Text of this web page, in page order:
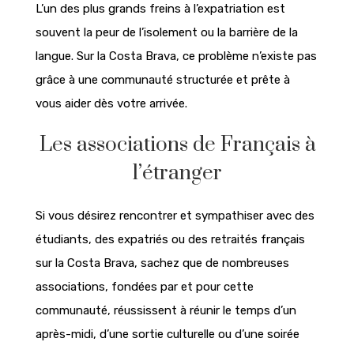
L’un des plus grands freins à l’expatriation est
souvent la peur de l’isolement ou la barrière de la
langue. Sur la Costa Brava, ce problème n’existe pas
grâce à une communauté structurée et prête à
vous aider dès votre arrivée.
Les associations de Français à
l’étranger
Si vous désirez rencontrer et sympathiser avec des
étudiants, des expatriés ou des retraités français
sur la Costa Brava, sachez que de nombreuses
associations, fondées par et pour cette
communauté, réussissent à réunir le temps d’un
après-midi, d’une sortie culturelle ou d’une soirée